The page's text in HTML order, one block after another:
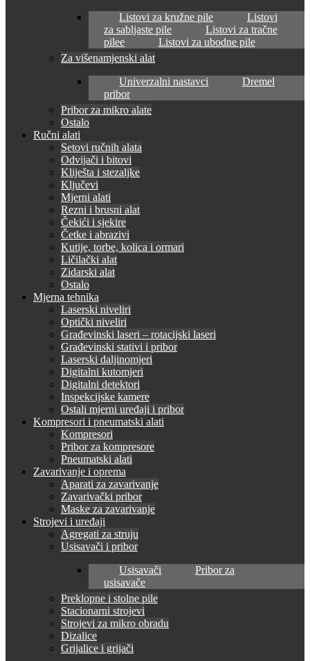
Listovi za kružne pile
Listovi
za sabljaste pile
Listovi za tračne
pilee
Listovi za ubodne pile
Za višenamjenski alat
Univerzalni nastavci
Dremel
pribor
Pribor za mikro alate
Ostalo
Ručni alati
Setovi ručnih alata
Odvijači i bitovi
Kliješta i stezaljke
Ključevi
Mjerni alati
Rezni i brusni alat
Čekići i sjekire
Četke i abrazivi
Kutije, torbe, kolica i ormari
Ličilački alat
Zidarski alat
Ostalo
Mjerna tehnika
Laserski niveliri
Optički niveliri
Građevinski laseri – rotacijski laseri
Građevinski stativi i pribor
Laserski daljinomjeri
Digitalni kutomjeri
Digitalni detektori
Inspekcijske kamere
Ostali mjerni uređaji i pribor
Kompresori i pneumatski alati
Kompresori
Pribor za kompresore
Pneumatski alati
Zavarivanje i oprema
Aparati za zavarivanje
Zavarivački pribor
Maske za zavarivanje
Strojevi i uređaji
Agregati za struju
Usisavači i pribor
Usisavači
Pribor za
usisavače
Preklopne i stolne pile
Stacionarni strojevi
Strojevi za mikro obradu
Dizalice
Grijalice i grijači